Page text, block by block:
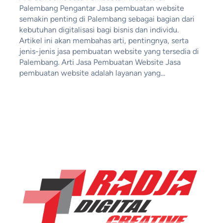
Palembang Pengantar Jasa pembuatan website
semakin penting di Palembang sebagai bagian dari
kebutuhan digitalisasi bagi bisnis dan individu.
Artikel ini akan membahas arti, pentingnya, serta
jenis-jenis jasa pembuatan website yang tersedia di
Palembang. Arti Jasa Pembuatan Website Jasa
pembuatan website adalah layanan yang…